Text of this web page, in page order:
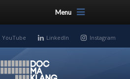
Menu
YouTube LinkedIn Instagram